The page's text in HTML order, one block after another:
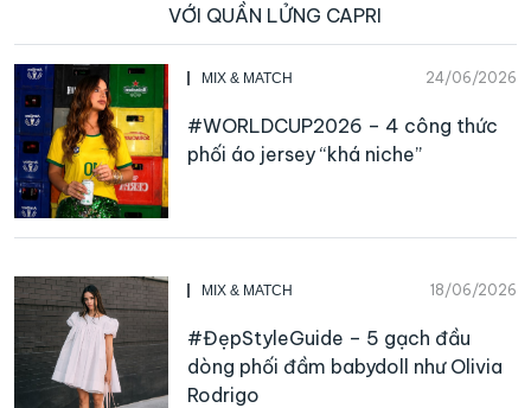
VỚI QUẦN LỬNG CAPRI
MIX & MATCH 24/06/2026
#WORLDCUP2026 – 4 công thức
phối áo jersey “khá niche”
MIX & MATCH 18/06/2026
#ĐẹpStyleGuide – 5 gạch đầu
dòng phối đầm babydoll như Olivia
Rodrigo